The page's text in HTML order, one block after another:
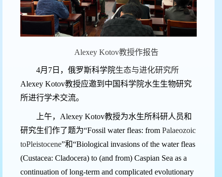
Alexey Kotov教授作报告
4月 7 日，俄罗斯科学院生态与进化研究所
Alexey Kotov教授应邀到中国科学院水生生物研究
所进行学术交流。
上午， Alexey Kotov教授为水生所科研人员和
研究生们作了题为“Fossil water fleas: from Palaeozoic
toPleistocene”和“Biological invasions of the water fleas
(Custacea: Cladocera) to (and from) Caspian Sea as a
continuation of long-term and complicated evolutionary